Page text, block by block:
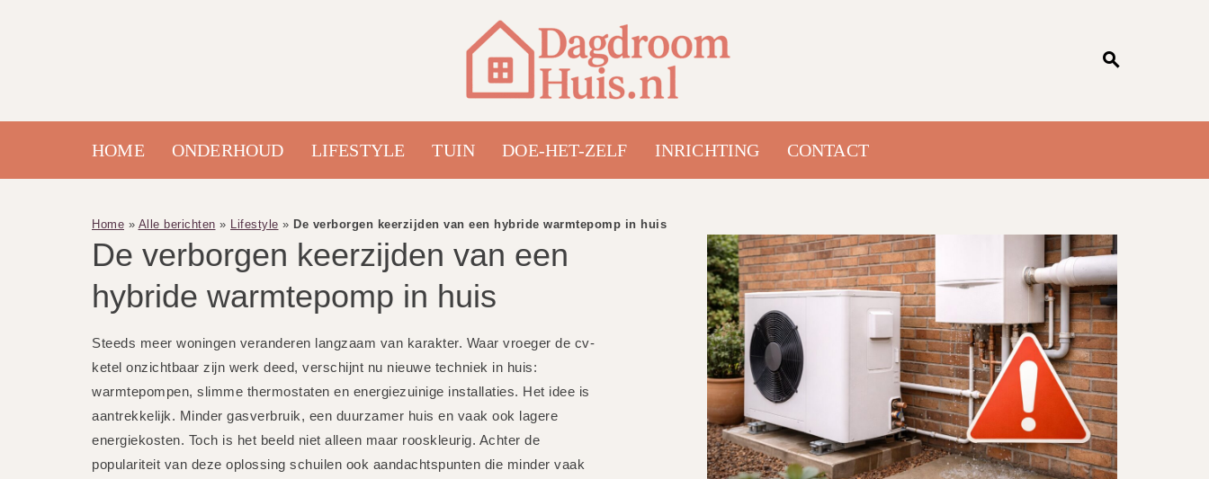
HOME ONDERHOUD LIFESTYLE TUIN DOE-HET-ZELF INRICHTING CONTACT
Home » Alle berichten » Lifestyle » De verborgen keerzijden van een hybride warmtepomp in huis
De verborgen keerzijden van een
hybride warmtepomp in huis
Steeds meer woningen veranderen langzaam van karakter. Waar vroeger de cv-
ketel onzichtbaar zijn werk deed, verschijnt nu nieuwe techniek in huis:
warmtepompen, slimme thermostaten en energiezuinige installaties. Het idee is
aantrekkelijk. Minder gasverbruik, een duurzamer huis en vaak ook lagere
energiekosten. Toch is het beeld niet alleen maar rooskleurig. Achter de
populariteit van deze oplossing schuilen ook aandachtspunten die minder vaak